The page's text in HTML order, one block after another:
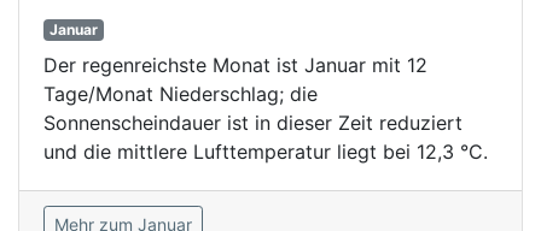
Januar
Der regenreichste Monat ist Januar mit 12
Tage/Monat Niederschlag; die
Sonnenscheindauer ist in dieser Zeit reduziert
und die mittlere Lufttemperatur liegt bei 12,3 °C.
Mehr zum Januar